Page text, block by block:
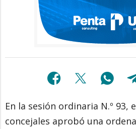
En la sesión ordinaria N.º 93,
concejales aprobó una